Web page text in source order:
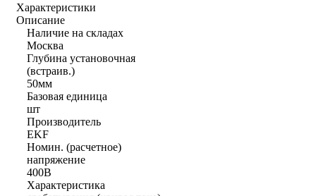
Характеристики
Описание
Наличие на складах
Москва
Глубина установочная
(встраив.)
50мм
Базовая единица
шт
Производитель
EKF
Номин. (расчетное)
напряжение
400В
Характеристика